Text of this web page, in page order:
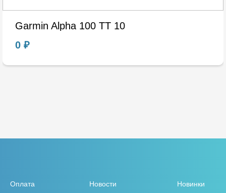
Garmin Alpha 100 TT 10
0 ₽
Оплата Новости Новинки